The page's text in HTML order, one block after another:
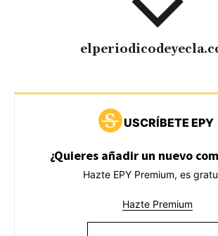
USCRÍBETE EPY
¿Quieres añadir un nuevo
Hazte EPY Premium, es
Hazte Premium